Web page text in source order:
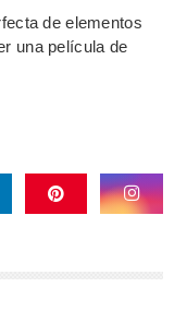
de elementos
una película de